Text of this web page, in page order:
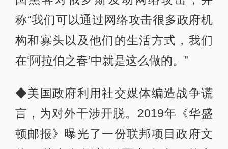
称“我们可以通过网络攻击很多政府机
构和寡头以及他们的生活方式，我们
在‘阿拉伯之春’中就是这么做的。”
◆美国政府利用社交媒体编造战争谎
言，为对外干涉开脱。2019年《华盛
顿邮报》曝光了一份联邦项目政府文